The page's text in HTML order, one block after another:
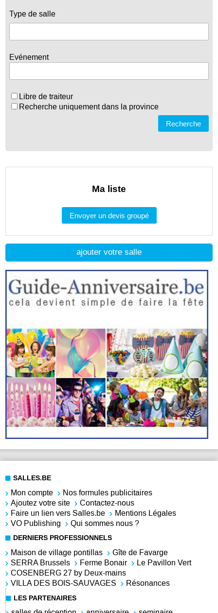
ajouter votre salle
Type de salle
Evénement
Libre de traiteur
Recherche uniquement dans la province
Recherche
Ma liste
Envoyer un devis groupé
SALLES.BE
Mon compte
Nos formules publicitaires
Ajoutez votre site
Contactez-nous
Faire un lien vers Salles.be
Mentions Légales
VO Publishing
Qui sommes nous ?
DERNIERS PROFESSIONNELS
Maison de village pontillas
Gîte de Favarge
SERRA Brussels
Ferme Bonair
Le Pavillon Vert
COSENBERG 27 by Deux-mains
VILLA DES BOIS-SAUVAGES
Résonances
LES PARTENAIRES